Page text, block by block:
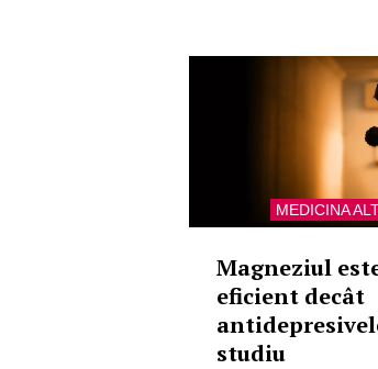
MEDICINA
Magneziul
eficient decât
studiu